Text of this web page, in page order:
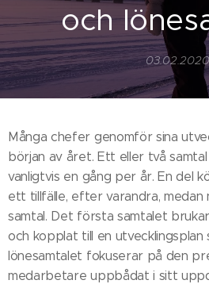
och
03.02.2020
Många chefer genomför sina
början av året. Ett eller två
vanligtvis en gång per år. En del
ett tillfälle, efter varandra,
samtal. Det första samtalet
och kopplat till en utvecklingsplan
lönesamtalet fokuserar på den
medarbetare uppbådat i sitt